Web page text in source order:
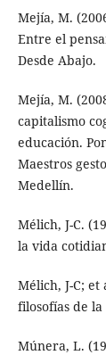
Mejía, M.
Entre el
Desde Abajo.
Mejía, M.
capitalismo
educación.
Maestros
Medellín.
Mélich, J-C.
la vida
Mélich, J-C;
filosofías de la
Múnera, L.